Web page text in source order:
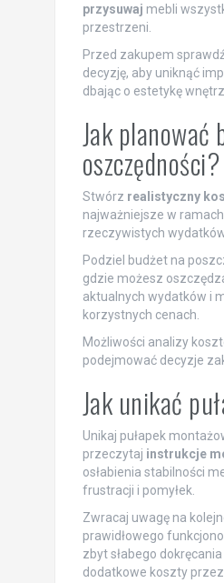
przysuwaj mebli
przestrzeni.
Przed zakupem
decyzję, aby uniknąć
dbając o estetykę
Jak
oszczędności?
Stwórz realistyczny
najważniejsze w
rzeczywistych
Podziel budżet na
gdzie możesz
aktualnych wydatków i
korzystnych cenach.
Możliwości analizy
podejmować decyzje
Jak unikać
Unikaj pułapek
przeczytaj instrukcje
osłabienia stabilności
frustracji i pomyłek.
Zwracaj uwagę na
prawidłowego
zbyt słabego
dodatkowe koszty